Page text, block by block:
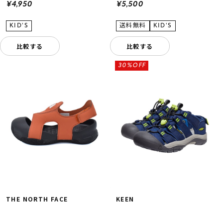
¥4,950
比較する
¥5,500
比較する
THE NORTH FACE KEEN
30%OFF